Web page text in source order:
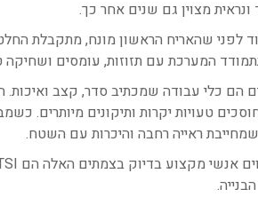
מצוין גם שנים אחר כך.
לפני שהאריח הראשון מונח, מתקבלת
המערכת עם תזוזות, עומסים ושחיקה
הם כלי עבודה שמכתיב סדר, קצב
טעויות יקרות ותיקונים מיותרים.
ראייה רחבה והיכרות עם השטח.